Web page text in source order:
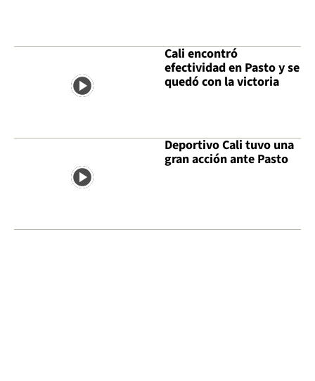
Cali encontró
efectividad en Pasto y se
quedó con la victoria
Deportivo Cali tuvo una
gran acción ante Pasto